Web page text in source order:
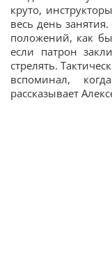
круто,
весь день
положений, как
если патрон
стрелять.
вспоминал,
рассказывает